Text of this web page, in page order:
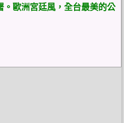
。歐洲宮廷風，全台最美的公